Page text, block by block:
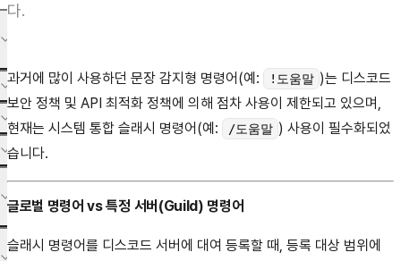
다.
과거에 많이 사용하던 문장 감지형 명령어(예: !도움말 )는 디스코드
보안 정책 및 API 최적화 정책에 의해 점차 사용이 제한되고 있으며,
현재는 시스템 통합 슬래시 명령어(예:
/도움말 ) 사용이 필수화되었
습니다.
글로벌 명령어 vs 특정 서버(Guild) 명령어
슬래시 명령어를 디스코드 서버에 대여 등록할 때, 등록 대상 범위에